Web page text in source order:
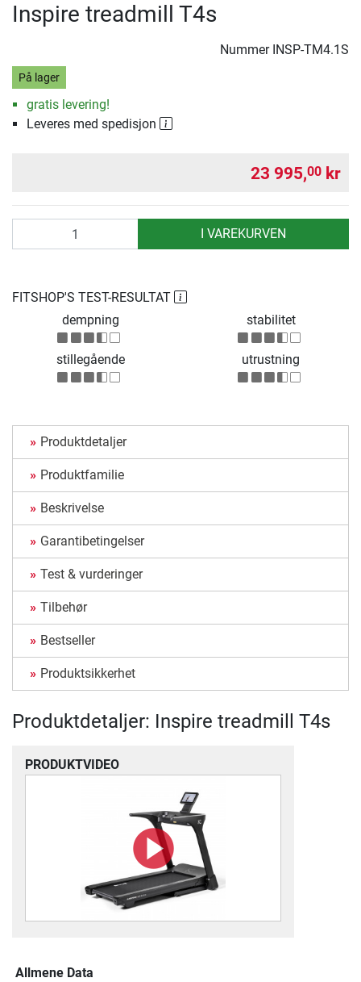
Inspire treadmill T4s
Nummer INSP-TM4.1S
På lager
gratis levering!
Leveres med spedisjon
23 995,00 kr
I VAREKURVEN
FITSHOP'S TEST-RESULTAT
dempning
stabilitet
stillegående utrustning
Produktdetaljer
Produktfamilie
Beskrivelse
Garantibetingelser
Test & vurderinger
Tilbehør
Bestseller
Produktsikkerhet
Produktdetaljer: Inspire treadmill T4s
PRODUKTVIDEO
Allmene Data